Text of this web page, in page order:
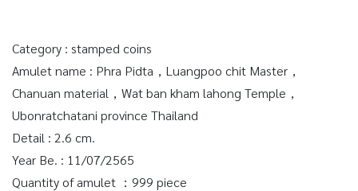
Category : stamped coins
Amulet name : Phra Pidta，Luangpoo chit Master，
Chanuan material，Wat ban kham lahong Temple，
Ubonratchatani province Thailand
Detail : 2.6 cm.
Year Be. : 11/07/2565
Quantity of amulet ：999 piece